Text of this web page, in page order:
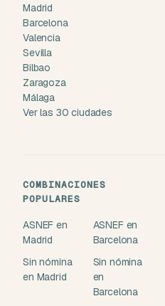
Madrid
Barcelona
Valencia
Sevilla
Bilbao
Zaragoza
Málaga
Ver las 30 ciudades
COMBINACIONES
POPULARES
ASNEF en
Madrid
ASNEF en
Barcelona
Sin nómina
en Madrid
Sin nómina
en
Barcelona